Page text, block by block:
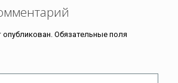
Обязательные поля